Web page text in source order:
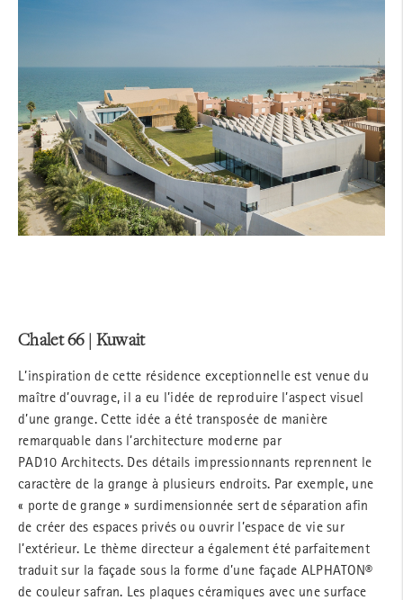
Chalet 66 | Kuwait
L’inspiration de cette résidence exceptionnelle est venue du
maître d’ouvrage, il a eu l’idée de reproduire l’aspect visuel
d’une grange. Cette idée a été transposée de manière
remarquable dans l’architecture moderne par
PAD10 Architects. Des détails impressionnants reprennent le
caractère de la grange à plusieurs endroits. Par exemple, une
« porte de grange » surdimensionnée sert de séparation afin
de créer des espaces privés ou ouvrir l’espace de vie sur
l’extérieur. Le thème directeur a également été parfaitement
traduit sur la façade sous la forme d’une façade ALPHATON®
de couleur safran. Les plaques céramiques avec une surface